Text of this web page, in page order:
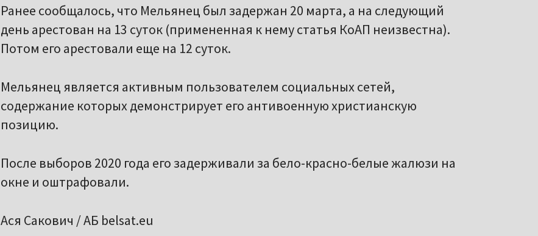
Ранее сообщалось, что Мельянец был задержан 20 марта, а на следующий
день арестован на 13 суток (примененная к нему статья КоАП неизвестна).
Потом его арестовали еще на 12 суток.
Мельянец является активным пользователем социальных сетей,
содержание которых демонстрирует его антивоенную христианскую
позицию.
После выборов 2020 года его задерживали за бело-красно-белые жалюзи на
окне и оштрафовали.
Ася Сакович / АБ belsat.eu